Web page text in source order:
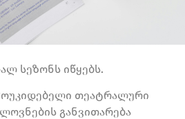
სეზონს იწყებს.
თეატრალური
განვითარება